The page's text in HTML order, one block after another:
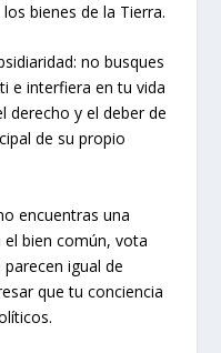
bienes de la Tierra.
no busques
e interfiera en tu vida
derecho y el deber de
de su propio
encuentras una
bien común, vota
igual de
que tu conciencia